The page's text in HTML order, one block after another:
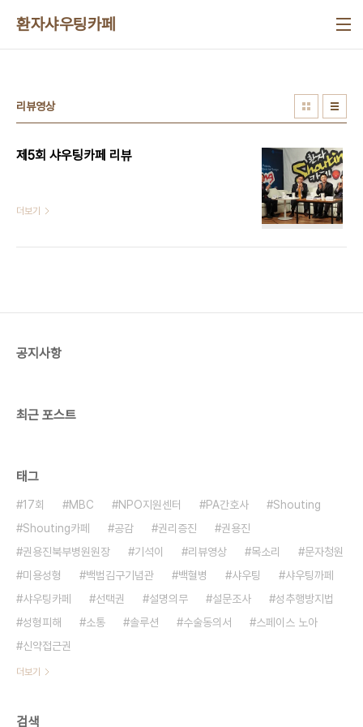
환자샤우팅카페
리뷰영상
제5회 샤우팅카페 리뷰
더보기
공지사항
최근 포스트
태그
17회 MBC NPO지원센터 PA간호사
Shouting
Shouting카페
공감 권리증진
권용진
권용진북부병원원장
기석이 리뷰영상 목소리
문자청원
미용성형
백범김구기념관 백혈병 샤우팅
샤우팅까페
샤우팅카페
선택권 설명의무 설문조사
성추행방지법
성형피해
소통 솔루션 수술동의서
스페이스 노아
신약접근권
더보기
검색